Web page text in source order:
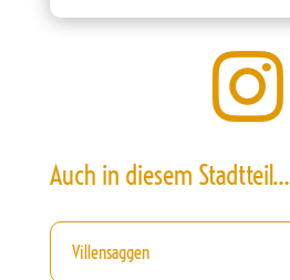

Auch in diesem Stadtteil…
Villensaggen